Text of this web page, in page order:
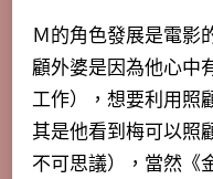
Ｍ的角色發展是電影
顧外婆是因為他心中
工作），想要利用照
其是他看到梅可以照
不可思議），當然《